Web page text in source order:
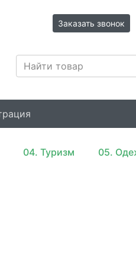
Заказать звонок
04. Туризм 05.